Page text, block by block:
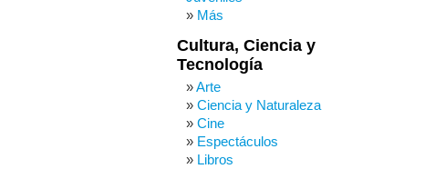
Más
Cultura, Ciencia y
Tecnología
Arte
Ciencia y Naturaleza
Cine
Espectáculos
Libros